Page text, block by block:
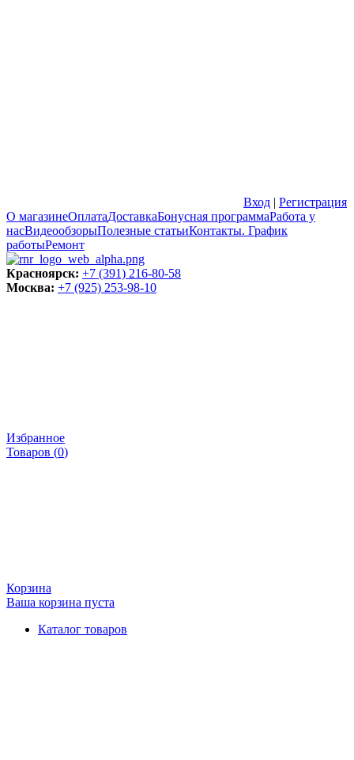
Вход | Регистрация
О магазинеОплатаДоставкаБонусная программаРабота у
насВидеообзорыПолезные статьиКонтакты. График
работыРемонт
Красноярск: +7 (391) 216-80-58
Москва: +7 (925) 253-98-10
Избранное
Товаров (0)
Корзина
Ваша корзина пуста
Каталог товаров